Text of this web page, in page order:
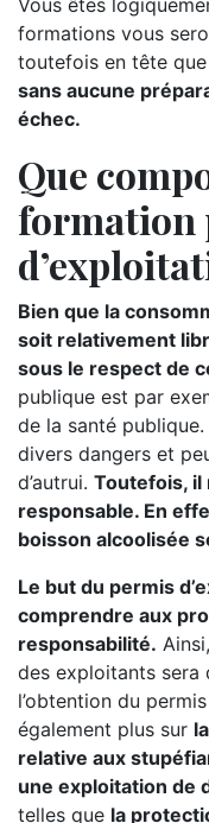
Vous êtes
formations vous
toutefois en tête que
sans aucune
échec.
Que
formation
Bien que la
soit relativement
sous le respect de
publique est par
de la santé publique.
divers dangers et
d’autrui. Toutefois, il
responsable. En
boisson alcoolisée
Le but du permis
comprendre aux
responsabilité.
des exploitants
l’obtention du
également plus sur
relative aux
une exploitation de
telles que la